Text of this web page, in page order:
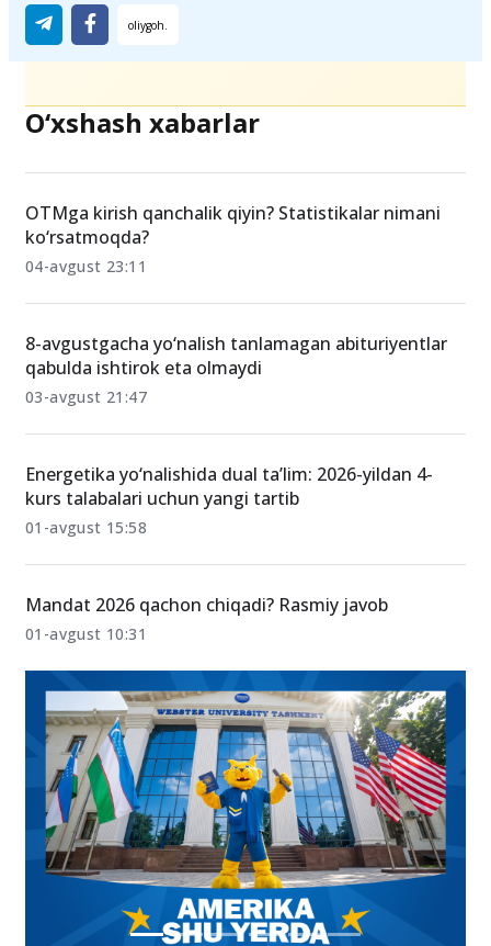
O‘xshash xabarlar
OTMga kirish qanchalik qiyin? Statistikalar nimani
ko‘rsatmoqda?
04-avgust 23:11
8-avgustgacha yo‘nalish tanlamagan abituriyentlar
qabulda ishtirok eta olmaydi
03-avgust 21:47
Energetika yo‘nalishida dual ta’lim: 2026-yildan 4-
kurs talabalari uchun yangi tartib
01-avgust 15:58
Mandat 2026 qachon chiqadi? Rasmiy javob
01-avgust 10:31